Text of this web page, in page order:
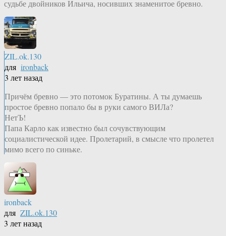
судьбе двойников Ильича, носивших знаменитое бревно.
ZIL.ok.130
для ironback
3 лет назад
Причём бревно — это потомок Буратины. А ты думаешь
простое бревно попало бы в руки самого ВИЛа?
НетЪ!
Папа Карло как известно был сочувствующим
социалистической идее. Пролетарий, в смысле что пролетел
мимо всего по синьке.
ironback
для ZIL.ok.130
3 лет назад